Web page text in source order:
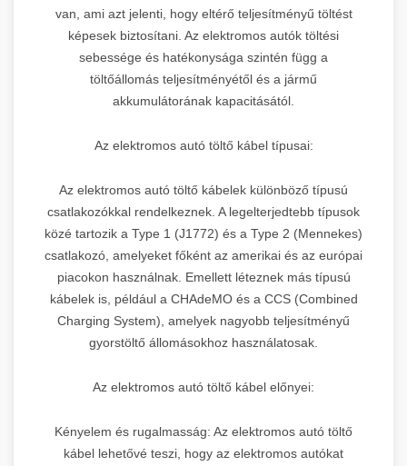
van, ami azt jelenti, hogy eltérő teljesítményű töltést
képesek biztosítani. Az elektromos autók töltési
sebessége és hatékonysága szintén függ a
töltőállomás teljesítményétől és a jármű
akkumulátorának kapacitásától.
Az elektromos autó töltő kábel típusai:
Az elektromos autó töltő kábelek különböző típusú
csatlakozókkal rendelkeznek. A legelterjedtebb típusok
közé tartozik a Type 1 (J1772) és a Type 2 (Mennekes)
csatlakozó, amelyeket főként az amerikai és az európai
piacokon használnak. Emellett léteznek más típusú
kábelek is, például a CHAdeMO és a CCS (Combined
Charging System), amelyek nagyobb teljesítményű
gyorstöltő állomásokhoz használatosak.
Az elektromos autó töltő kábel előnyei:
Kényelem és rugalmasság: Az elektromos autó töltő
kábel lehetővé teszi, hogy az elektromos autókat